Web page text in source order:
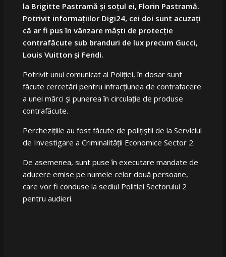
la Brigitte Pastramă și soțul ei, Florin Pastramă.
Potrivit informațiilor Digi24, cei doi sunt acuzați
că ar fi pus în vânzare măști de protecție
contrafăcute sub branduri de lux precum Gucci,
Louis Vuitton și Fendi.
Potrivit unui comunicat al Poliției, în dosar sunt
făcute cercetări pentru infracțiunea de contrafacere
a unei mărci și punerea în circulație de produse
contrafăcute.
Perchezițiile au fost făcute de polițiștii de la Serviciul
de Investigare a Criminalității Economice Sector 2.
De asemenea, sunt puse în executare mandate de
aducere emise pe numele celor două persoane,
care vor fi conduse la sediul Politiei Sectorului 2
pentru audieri.